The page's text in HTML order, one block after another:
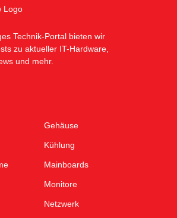
Technik-Portal bieten wir
zu aktueller IT-Hardware,
und mehr.
Gehäuse
Kühlung
Mainboards
Monitore
Netzwerk